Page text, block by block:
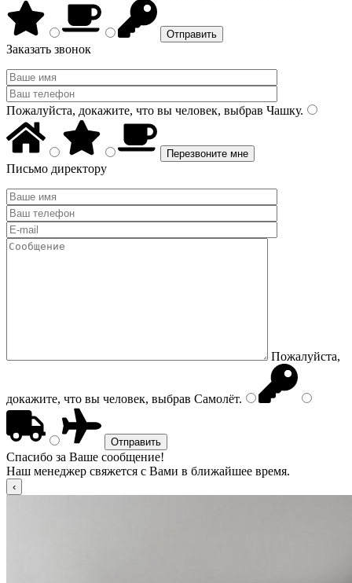
Заказать звонок
Пожалуйста, докажите, что вы человек, выбрав Чашку.
Письмо директору
Пожалуйста,
докажите, что вы человек, выбрав Самолёт.
Спасибо за Ваше сообщение!
Наш менеджер свяжется с Вами в ближайшее время.